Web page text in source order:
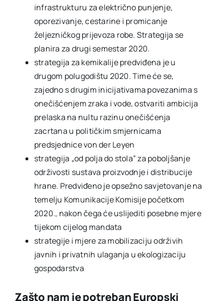
infrastrukturu za električno punjenje,
oporezivanje, cestarine i promicanje
željezničkog prijevoza robe. Strategija se
planira za drugi semestar 2020.
strategija za kemikalije predviđena je u
drugom polugodištu 2020. Time će se,
zajedno s drugim inicijativama povezanima s
onečišćenjem zraka i vode, ostvariti ambicija
prelaska na nultu razinu onečišćenja
zacrtana u političkim smjernicama
predsjednice von der Leyen
strategija „od polja do stola” za poboljšanje
održivosti sustava proizvodnje i distribucije
hrane. Predviđeno je opsežno savjetovanje na
temelju Komunikacije Komisije početkom
2020., nakon čega će uslijediti posebne mjere
tijekom cijelog mandata
strategije i mjere za mobilizaciju održivih
javnih i privatnih ulaganja u ekologizaciju
gospodarstva
Zašto nam je potreban Europski